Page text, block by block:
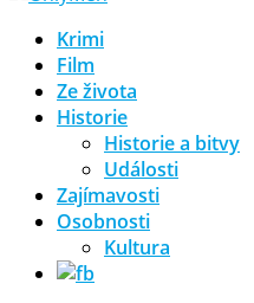
Krimi
Film
Ze života
Historie
Historie a bitvy
Události
Zajímavosti
Osobnosti
Kultura